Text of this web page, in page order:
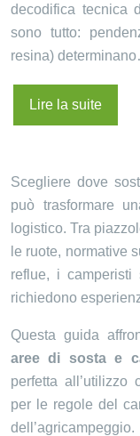
decodifica tecnica
sono tutto:
resina)
Lire la suite
Scegliere dove
può trasformare
logistico. Tra
le ruote, normative
reflue, i camperisti
richiedono
Questa guida
aree di sosta e
perfetta all’utilizzo
per le regole del